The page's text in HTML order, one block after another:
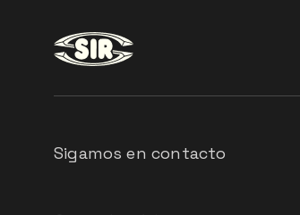
Sigamos en contacto